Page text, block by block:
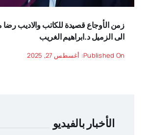
زمن الأوجاع قصيدة للكاتب والاديب رضا
الى الزميل د.ابراهيم الغريب
Published On: أغسطس 27, 2025
الأخبار بالفيديو